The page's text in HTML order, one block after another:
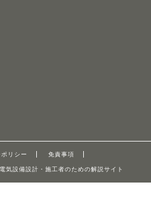
リシー 免責事項
設備設計・施工者のための解説サイト